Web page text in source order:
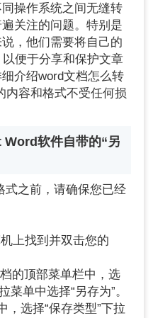
操作系统之间无缝转
关注的问题。特别是
，他们需要将自己的
便于分享和保护文章
介绍word文档怎么转
内容和格式不受任何损
软件自带的“另
式之前，请确保您已经
上找到并双击您的
的顶部菜单栏中，选
菜单中选择“另存为”。
，选择“保存类型”下拉